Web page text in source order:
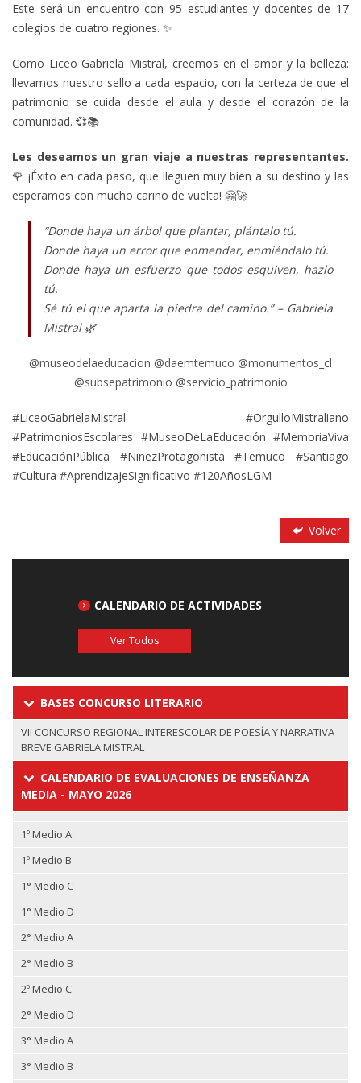
Este será un encuentro con 95 estudiantes y docentes de 17
colegios de cuatro regiones. ✨
Como Liceo Gabriela Mistral, creemos en el amor y la belleza:
llevamos nuestro sello a cada espacio, con la certeza de que el
patrimonio se cuida desde el aula y desde el corazón de la
comunidad. 💞📚
Les deseamos un gran viaje a nuestras representantes.
🌹 ¡Éxito en cada paso, que lleguen muy bien a su destino y las
esperamos con mucho cariño de vuelta! 🤗🚀
“Donde haya un árbol que plantar, plántalo tú.
Donde haya un error que enmendar, enmiéndalo tú.
Donde haya un esfuerzo que todos esquiven, hazlo
tú.
Sé tú el que aparta la piedra del camino.” – Gabriela
Mistral 🌿
@museodelaeducacion @daemtemuco @monumentos_cl
@subsepatrimonio @servicio_patrimonio
#LiceoGabrielaMistral #OrgulloMistraliano
#PatrimoniosEscolares #MuseoDeLaEducación #MemoriaViva
#EducaciónPública #NiñezProtagonista #Temuco #Santiago
#Cultura #AprendizajeSignificativo #120AñosLGM
Volver
CALENDARIO DE ACTIVIDADES
Ver Todos
BASES CONCURSO LITERARIO
VII CONCURSO REGIONAL INTERESCOLAR DE POESÍA Y NARRATIVA
BREVE GABRIELA MISTRAL
CALENDARIO DE EVALUACIONES DE ENSEÑANZA
MEDIA - MAYO 2026
1º Medio A
1º Medio B
1° Medio C
1° Medio D
2° Medio A
2° Medio B
2º Medio C
2° Medio D
3° Medio A
3° Medio B